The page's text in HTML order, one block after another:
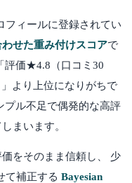
フィールに登録されてい
せた重み付けスコアで
評価★4.8（口コミ30
より上位になりがちで
プル不足で偶発的な高評
まいます。
をそのまま信頼し、 少
て補正する Bayesian